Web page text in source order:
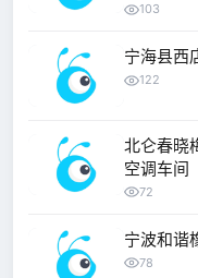
103
宁海县西
122
北仑春晓
空调车间
72
宁波和谐
78